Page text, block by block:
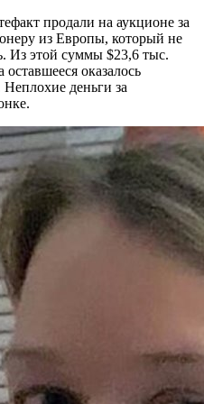
продали на аукционе за
из Европы, который не
Из этой суммы $23,6 тыс.
оказалось
деньги за